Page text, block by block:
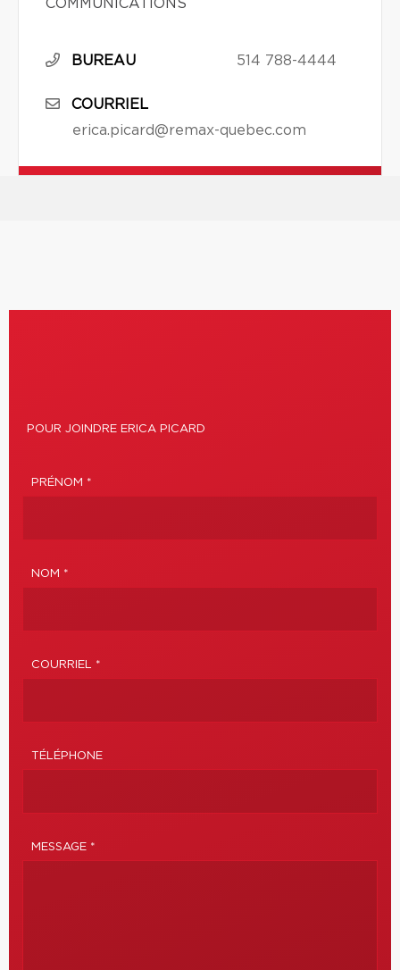
COMMUNICATIONS
BUREAU 514 788-4444
COURRIEL
erica.picard@remax-quebec.com
POUR JOINDRE ERICA PICARD
PRÉNOM *
NOM *
COURRIEL *
TÉLÉPHONE
MESSAGE *